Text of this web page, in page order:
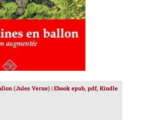
(Jules Verne) | Ebook epub, pdf, Kindle